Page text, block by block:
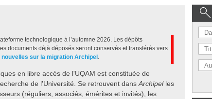
technologique à l’automne 2026. Les dépôts
documents déjà déposés seront conservés et transférés vers
sur la migration Archipel .
en libre accès de l'UQAM est constituée de
de l'Université. Se retrouvent dans Archipelles
(réguliers, associés, émérites et invités), les